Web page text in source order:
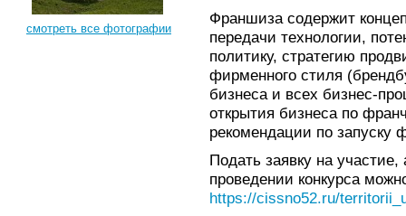
смотреть все фотографии
Франшиза содержит
передачи технологии,
политику, стратегию
фирменного стиля
бизнеса и всех бизнес-
открытия бизнеса по
рекомендации по запуску
Подать заявку на
проведении конкурса
https://cissno52.ru/